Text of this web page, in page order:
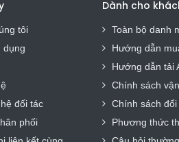
tôi
dụng
đối tác
phối
Dành cho
Toàn bộ danh
Hướng dẫn
Hướng dẫn tải
Chính sách
Chính sách đổi
Phương thức